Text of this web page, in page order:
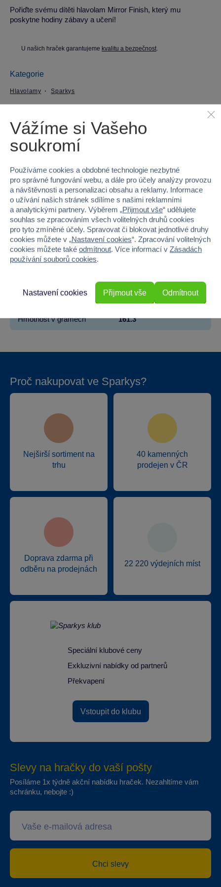
Pořiďte svému dítěti hlavolam Mirror Finish, který mu
poskytne hodiny zábavy a učení!
U našich hraček garantujeme kvalitu a bezpečnost.
Kategorie
Hlavolamy Sparkys
EAN
Kód produktu 31SY-37116
Značka Sparkys
Věk od 3
Pohlaví KLUK
Šířka 14.6
Hloubka 8
Hmotnost v gramech 161.3
Proč nakupovat ve Sparkys?
Nejširší sortiment na
trhu
40 kamenných
prodejen v ČR
Doprava zdarma při
odběru na prodejnách
22 220 výdejních míst
Speciální klubové ceny
Exkluzivní nabídky od partnerů
Překvapení
Vstoupit do klubu
Slevy na hračky do vaší pošty
Posíláme 1x týdně akční nabídku hraček. Nezahltíme vám
schránku, nebojte :)
Chci slevy
Vážíme si Vašeho
soukromí
Používáme cookies a obdobné technologie nezbytné
pro správné fungování webu, a dále pro účely analýzy provozu
a návštěvnosti a personalizaci obsahu a reklamy. Informace
o užívání našich stránek sdílíme s našimi reklamními
a analytickými partnery. Výběrem „Přijmout vše“ udělujete
souhlas se zpracováním všech volitelných druhů cookies
pro tyto zmíněné účely. Spravovat či blokovat jednotlivé druhy
cookies můžete v „Nastavení cookies“. Zpracování volitelných
cookies můžete také odmítnout. Více informací v Zásadách
používání souborů cookies.
Odmítnout
Nastavení cookies Přijmout vše